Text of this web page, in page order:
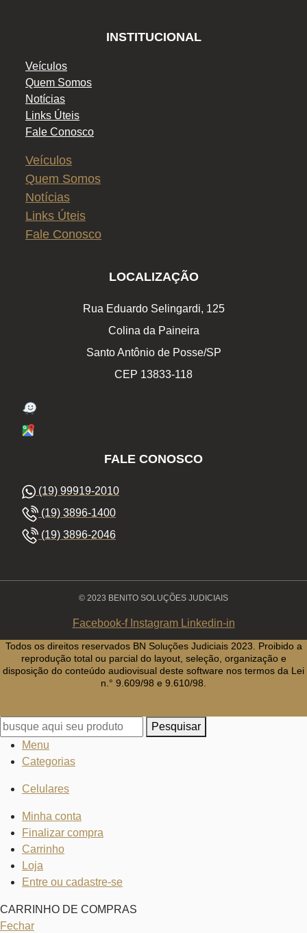
INSTITUCIONAL
Veículos
Quem Somos
Notícias
Links Úteis
Fale Conosco
Veículos
Quem Somos
Notícias
Links Úteis
Fale Conosco
LOCALIZAÇÃO
Rua Eduardo Selingardi, 125
Colina da Paineira
Santo Antônio de Posse/SP
CEP 13833-118
FALE CONOSCO
(19) 99919-2010
(19) 3896-1400
(19) 3896-2046
© 2023 BENITO SOLUÇÕES JUDICIAIS
Facebook-f Instagram Linkedin-in
Todos os direitos reservados BN Soluções Judiciais 2023. Proibido a
reprodução total ou parcial do layout, seleção, organização e
disposição do conteúdo audiovisual deste software nos termos da Lei
n.° 9.609/98 e 9.610/98.
Pesquisar
Menu
Categorias
Celulares
Minha conta
Finalizar compra
Carrinho
Loja
Entre ou cadastre-se
CARRINHO DE COMPRAS
Fechar